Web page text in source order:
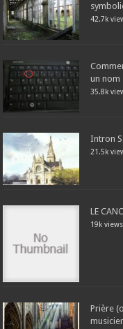
42.7k
un nom
35.8k
Intron
21.5k
LE
19k views
Prière